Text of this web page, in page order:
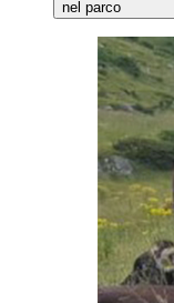
nel parco